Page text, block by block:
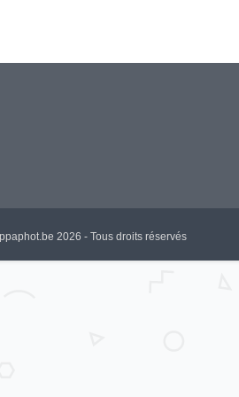
2026 - Tous droits réservés